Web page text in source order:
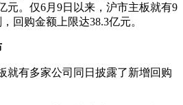
元。仅6月9日以来，沪市主板就有9
回购金额上限达38.3亿元。
有多家公司同日披露了新增回购